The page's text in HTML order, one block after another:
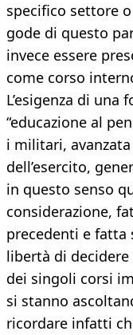
specifico settore
gode di questo
invece essere
come corso
L’esigenza di
“educazione al
i militari,
dell’esercito,
in questo senso
considerazione,
precedenti e fatta
libertà di
dei singoli corsi
si stanno
ricordare infatti